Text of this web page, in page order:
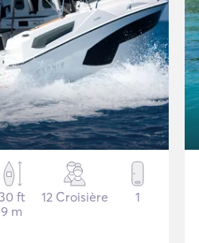
ft
9 m
12 Croisière 1